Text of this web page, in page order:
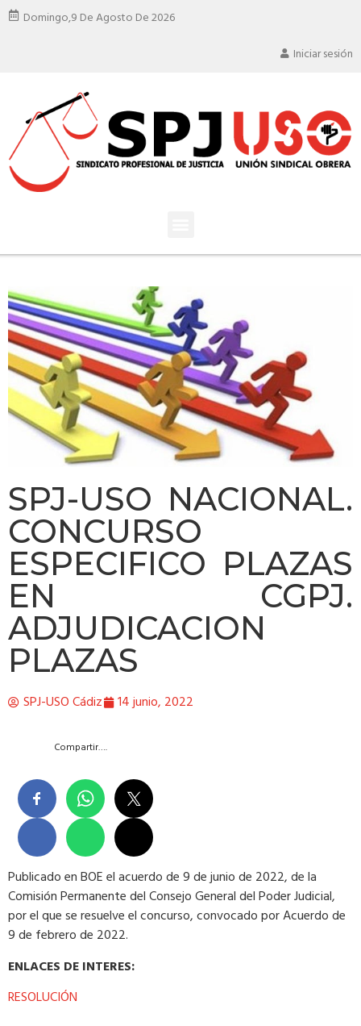
Domingo,9 De Agosto De 2026
Iniciar sesión
SPJ-USO NACIONAL.
CONCURSO
ESPECIFICO PLAZAS
EN CGPJ.
ADJUDICACION
PLAZAS
SPJ-USO Cádiz 14 junio, 2022
Compartir….
Publicado en BOE el acuerdo de 9 de junio de 2022, de la
Comisión Permanente del Consejo General del Poder Judicial,
por el que se resuelve el concurso, convocado por Acuerdo de
9 de febrero de 2022.
ENLACES DE INTERES:
RESOLUCIÓN